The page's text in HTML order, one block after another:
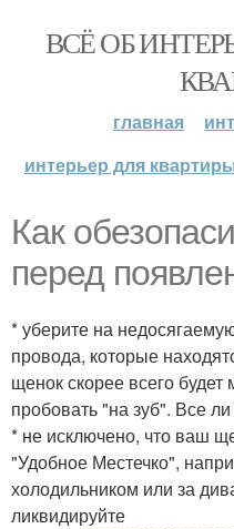
ВСЁ ОБ
главная
интерьер для
Как
перед
* уберите на
провода, которые
щенок скорее всего
пробовать "на зуб". Все
* не исключено, что ваш
"Удобное Местечко",
холодильником или за
ликвидируйте